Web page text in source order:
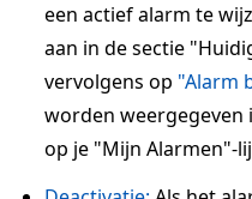
een actief alarm te
aan in de sectie
vervolgens op "Alarm
worden weergegeven
op je "Mijn Alarmen"-